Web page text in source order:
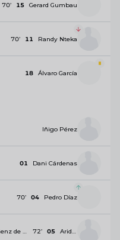
15 Gerard Gumbau
70’
11 Randy Nteka
70’
18 Álvaro García
Iñigo Pérez
01 Dani Cárdenas
04 Pedro Díaz
70’
Jesús Joaquín Fernández Sáenz de la Torre 72’ 05 Aridane